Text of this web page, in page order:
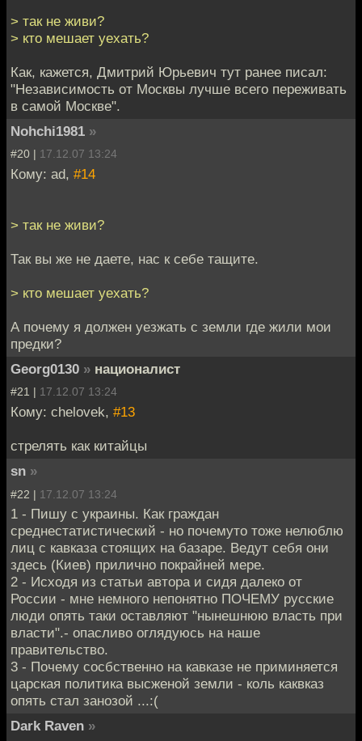
> так не живи?
> кто мешает уехать?
Как, кажется, Дмитрий Юрьевич тут ранее писал:
"Независимость от Москвы лучше всего переживать
в самой Москве".
Nohchi1981 »
#20 | 17.12.07 13:24
Кому: ad, #14
> так не живи?
Так вы же не даете, нас к себе тащите.
> кто мешает уехать?
А почему я должен уезжать с земли где жили мои
предки?
Georg0130 » националист
#21 | 17.12.07 13:24
Кому: chelovek, #13
стрелять как китайцы
sn »
#22 | 17.12.07 13:24
1 - Пишу с украины. Как граждан
среднестатистический - но почемуто тоже нелюблю
лиц с кавказа стоящих на базаре. Ведут себя они
здесь (Киев) прилично покрайней мере.
2 - Исходя из статьи автора и сидя далеко от
России - мне немного непонятно ПОЧЕМУ русские
люди опять таки оставляют "нынешнюю власть при
власти".- опасливо оглядуюсь на наше
правительство.
3 - Почему сосбственно на кавказе не приминяется
царская политика высженой земли - коль каквказ
опять стал занозой ...:(
Dark Raven »